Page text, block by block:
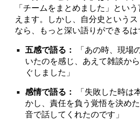
「チームをまとめました」とい
えます。しかし、自分史という
なら、もっと深い語りができるは
五感で語る：
「あの時、現場
いたのを感じ、あえて雑談か
ぐしました」
感情で語る：
「失敗した時は
かし、責任を負う覚悟を決め
音で話してくれたのです」